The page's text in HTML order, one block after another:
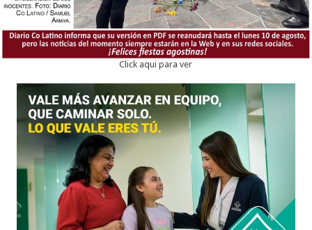
Click aqui para ver